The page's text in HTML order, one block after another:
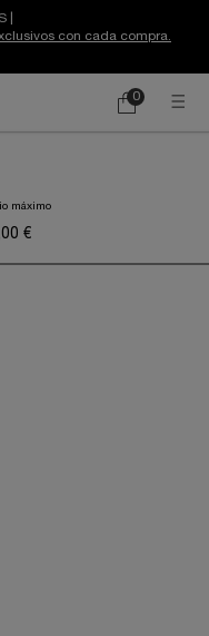
|
con cada compra.
Mi
0
0 producto
máximo